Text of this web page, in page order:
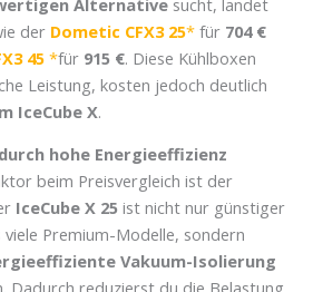
der Dometic CFX3 25 für 704 €
45 für 915 €. Diese Kühlboxen
Leistung, kosten jedoch deutlich
IceCube X.
hohe Energieeffizienz
beim Preisvergleich ist der
IceCube X 25 ist nicht nur günstiger
Premium-Modelle, sondern
Vakuum-Isolierung